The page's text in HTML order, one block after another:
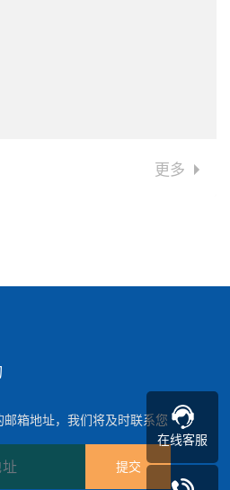
更多
邮箱地址，我们将及时联系您
提交
在线客服